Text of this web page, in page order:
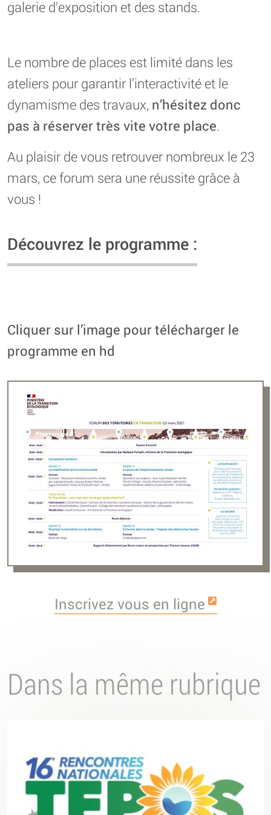
galerie d’exposition et des stands.
Le nombre de places est limité dans les
ateliers pour garantir l’interactivité et le
dynamisme des travaux, n’hésitez donc
pas à réserver très vite votre place.
Au plaisir de vous retrouver nombreux le 23
mars, ce forum sera une réussite grâce à
vous !
Découvrez le programme :
Cliquer sur l’image pour télécharger le
programme en hd
Inscrivez vous en ligne
Dans la même rubrique